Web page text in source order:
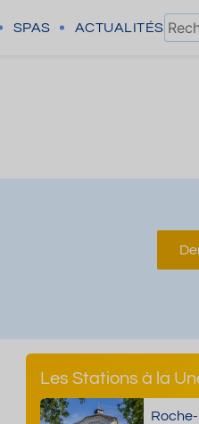
SPAS ACTUALITÉS
Les Stations à la